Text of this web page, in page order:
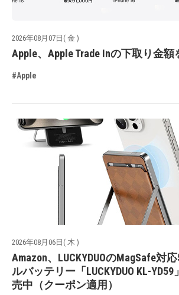
2026年08月07日( 金 )
Apple、Apple Trade Inの下取り金額
#Apple
2026年08月06日( 木 )
Amazon、LUCKYDUOのMagSafe対
ルバッテリー「LUCKYDUO KL-
売中（クーポン適用）